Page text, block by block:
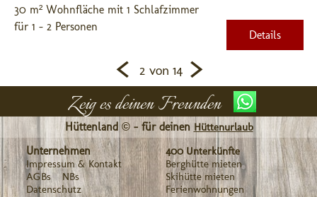
30 m² Wohnfläche mit 1 Schlafzimmer
für 1 - 2 Personen
Details
< 2 von 14 >
Zeig es deinen Freunden
Hüttenland © - für deinen Hüttenurlaub
Unternehmen
Impressum & Kontakt
AGBs
NBs
Datenschutz
400 Unterkünfte
Berghütte mieten
Skihütte mieten
Ferienwohnungen